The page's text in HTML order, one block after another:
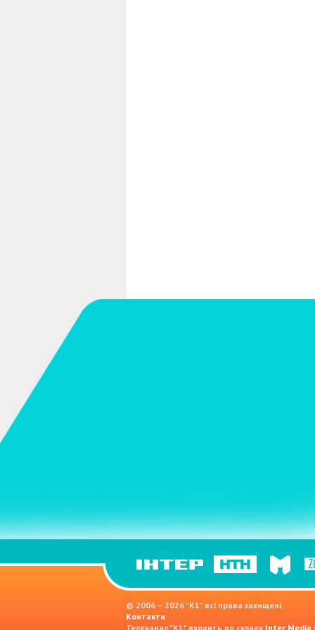
© 2006 — 2026 "K1" всі права захищені.
Контакти
Телеканал "К1" входить до складу Inter Media